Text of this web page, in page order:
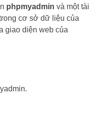
phpmyadmin và một tài
cơ sở dữ liệu của
giao diện web của